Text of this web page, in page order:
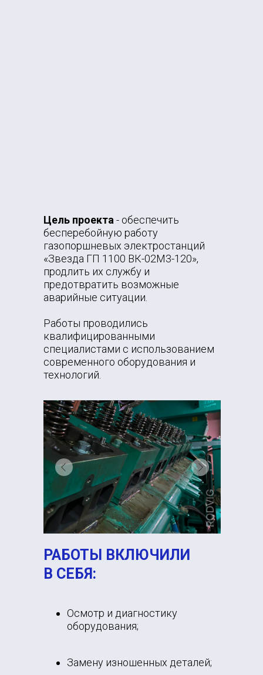
Осмотр и диагностику
оборудования;
Замену изношенных деталей;
РАБОТЫ ВКЛЮЧИЛИ
В СЕБЯ:
Цель проекта - обеспечить
бесперебойную работу
газопоршневых электростанций
«Звезда ГП 1100 ВК-02М3-120»,
продлить их службу и
предотвратить возможные
аварийные ситуации.
Работы проводились
квалифицированными
специалистами с использованием
современного оборудования и
технологий.